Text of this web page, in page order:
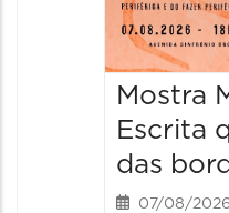
Mostra
Escrita
das
07/08/